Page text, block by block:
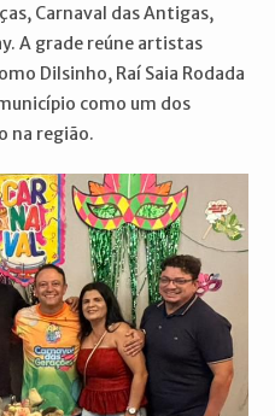
Carnaval das Antigas,
A grade reúne artistas
Dilsinho, Raí Saia Rodada
como um dos
na região.